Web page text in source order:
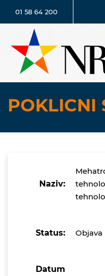
01 58 64 200
POKLICNI
Naziv:
Status: Objava
Datum